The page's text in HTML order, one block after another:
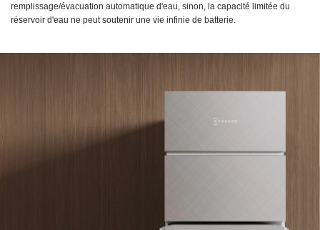
remplissage/évacuation automatique d'eau, sinon, la capacité limitée du
réservoir d'eau ne peut soutenir une vie infinie de batterie.